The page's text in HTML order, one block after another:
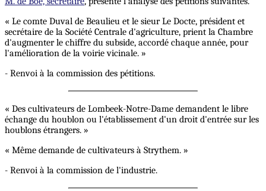
« Le comte Duval de Beaulieu et le sieur Le Docte, président et
secrétaire de la Société Centrale d'agriculture, prient la Chambre
d'augmenter le chiffre du subside, accordé chaque année, pour
l'amélioration de la voirie vicinale. »
- Renvoi à la commission des pétitions.
« Des cultivateurs de Lombeek-Notre-Dame demandent le libre
échange du houblon ou l'établissement d'un droit d'entrée sur les
houblons étrangers. »
« Même demande de cultivateurs à Strythem. »
- Renvoi à la commission de l'industrie.